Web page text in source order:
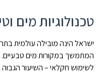
טכנולוגיות מים
ישראל הינה מובילה עולמית
לשימוש חקלאי – השיעור הגבוה